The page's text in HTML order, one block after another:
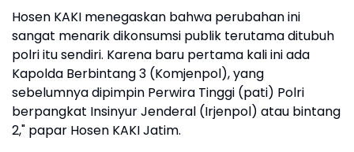
Hosen KAKI menegaskan bahwa perubahan ini
sangat menarik dikonsumsi publik terutama ditubuh
polri itu sendiri. Karena baru pertama kali ini ada
Kapolda Berbintang 3 (Komjenpol), yang
sebelumnya dipimpin Perwira Tinggi (pati) Polri
berpangkat Insinyur Jenderal (Irjenpol) atau bintang
2," papar Hosen KAKI Jatim.